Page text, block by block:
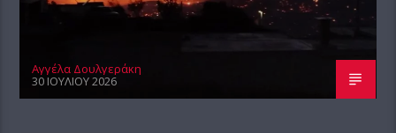
Αγγέλα Δουλγεράκη
30 ΙΟΥΛΊΟΥ 2026